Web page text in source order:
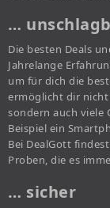
…
Die besten Deals
Jahrelange
um für dich die
ermöglicht dir nicht
sondern auch viele
Beispiel ein
Bei DealGott
Proben, die es
… sicher